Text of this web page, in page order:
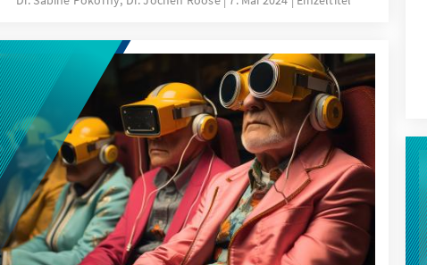
Einstellungen mit Nähe zu einem Extremismus
gemeinsam vor mit weiteren Einstellungen (unter
anderem Institutionenvertrauen, Antizionismus und
Verschwörungstheorie)?